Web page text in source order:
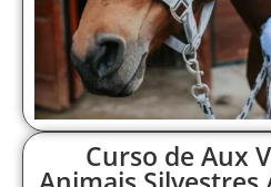
Curso de Aux